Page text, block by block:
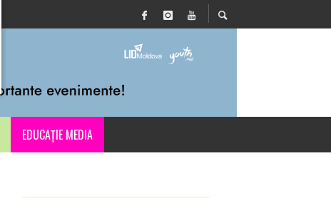
EDUCAȚIE MEDIA